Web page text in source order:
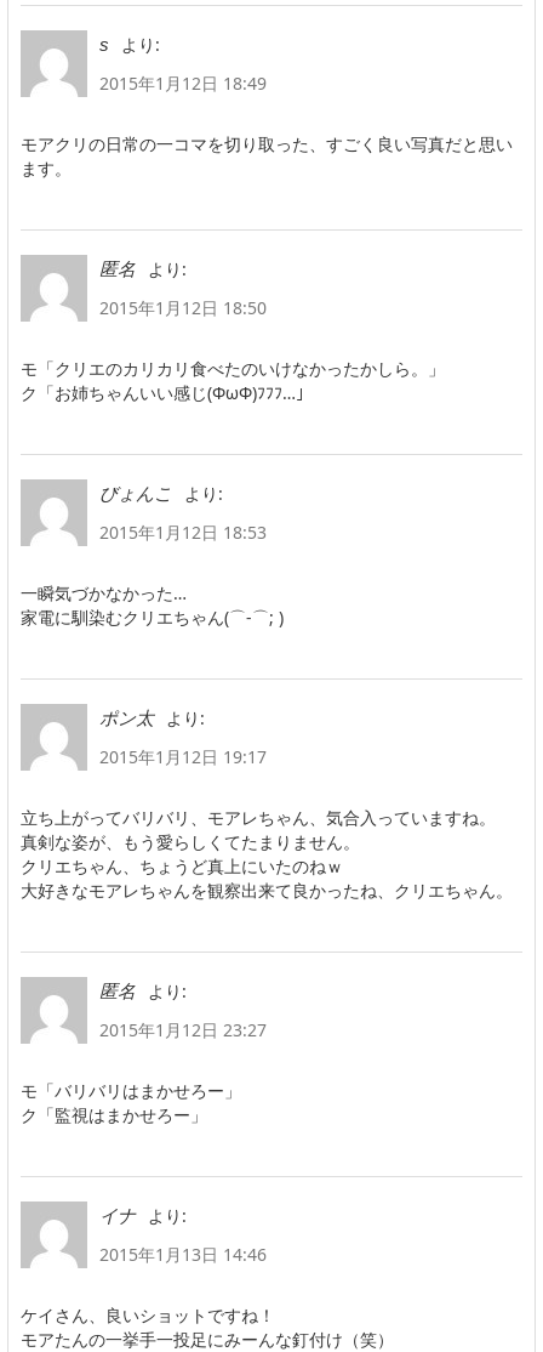
s
より:
2015年1月12日 18:49
モアクリの日常の一コマを切り取った、すごく良い写真だと思い
ます。
匿名
より:
2015年1月12日 18:50
モ「クリエのカリカリ食べたのいけなかったかしら。」
ク「お姉ちゃんいい感じ(ΦωΦ)ﾌﾌﾌ…」
びょんこ
より:
2015年1月12日 18:53
一瞬気づかなかった…
家電に馴染むクリエちゃん(⌒-⌒; )
ポン太
より:
2015年1月12日 19:17
立ち上がってバリバリ、モアレちゃん、気合入っていますね。
真剣な姿が、もう愛らしくてたまりません。
クリエちゃん、ちょうど真上にいたのねｗ
大好きなモアレちゃんを観察出来て良かったね、クリエちゃん。
匿名
より:
2015年1月12日 23:27
モ「バリバリはまかせろー」
ク「監視はまかせろー」
イナ
より:
2015年1月13日 14:46
ケイさん、良いショットですね！
モアたんの一挙手一投足にみーんな釘付け（笑）